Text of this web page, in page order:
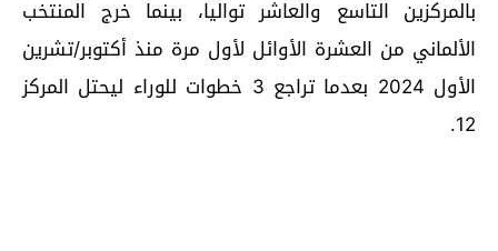
بالمركزين التاسع والعاشر تواليا، بينما خرج المنتخب
الألماني من العشرة الأوائل لأول مرة منذ أكتوبر/تشرين
الأول 2024 بعدما تراجع 3 خطوات للوراء ليحتل المركز
12.